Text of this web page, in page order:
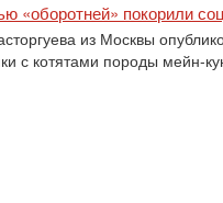
«оборотней» покорили
из Москвы
с котятами породы мейн-